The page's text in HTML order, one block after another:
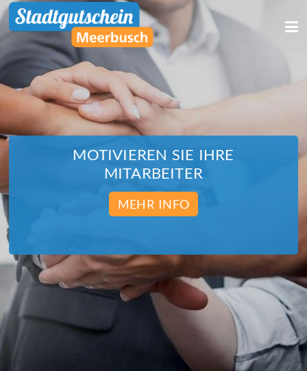
MOTIVIEREN SIE IHRE
MITARBEITER
MEHR INFO
We use cookies
We use cookies and other technologies on our website. Some of these are
essential, while others help us to improve this website and your
experience. Personal data can be processed (e.g. IP addresses), e.g. B. for
personalized ads and content or ad and content measurement. You can
find more information about the use of your data in our